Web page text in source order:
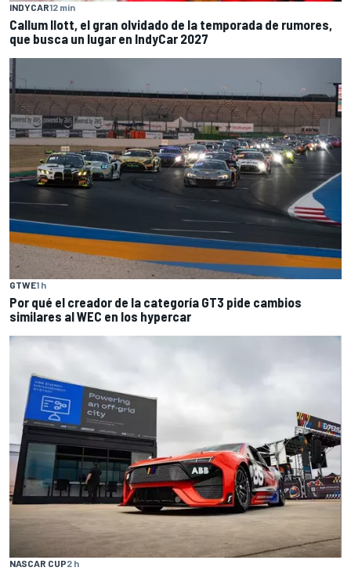
INDYCAR12 min
Callum Ilott, el gran olvidado de la temporada de rumores,
que busca un lugar en IndyCar 2027
GTWE1 h
Por qué el creador de la categoría GT3 pide cambios
similares al WEC en los hypercar
NASCAR CUP2 h